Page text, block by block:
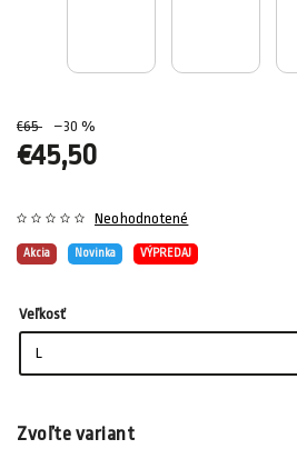
€65 –30 %
€45,50
Akcia Novinka VÝPREDAJ
Neohodnotené
Veľkosť
Zvoľte variant